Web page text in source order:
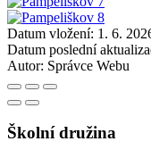
Datum vložení: 1. 6.
Datum poslední
Autor: Správce Webu
Školní družina